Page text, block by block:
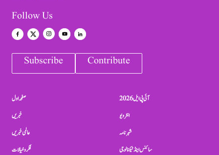
Follow Us
Subscribe Contribute
صفحہ اول
خبریں
عالمی خبریں
فکر و خیالات
آئی پی ایل 2026
انٹرویو
شہرنامہ
سائنس اینڈ ٹیکنالوجی